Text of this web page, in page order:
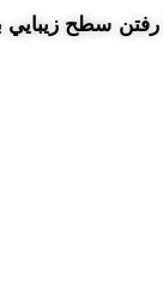
سطح زيبايي